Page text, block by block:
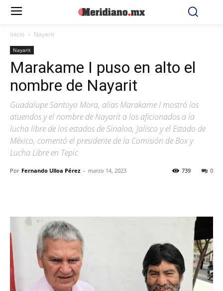
Inicio Nayarit
Nayarit
Marakame I puso en alto el
nombre de Nayarit
Guadalupe Santoyo Mora, alias Marakame I mostró los
atuendos y el nombre de Nayarit a los aficionados a la
lucha libre de los estados de Sinaloa, Jalisco y el Estado de
México, comentó el presidente de la Comisión de Box y
Lucha Libre en Tepic
Por Fernando Ulloa Pérez - marzo 14, 2023 0
739